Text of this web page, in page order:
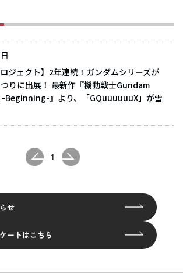
ロジェクト】2年連続！ガンダムシリーズが
りに出展！ 最新作『機動戦士Gundam
Beginning-』より、「GQuuuuuuX」が雪
1
せ
ートはこちら